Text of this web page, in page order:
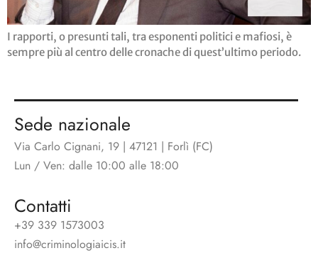
I rapporti, o presunti tali, tra esponenti politici e mafiosi, è
sempre più al centro delle cronache di quest’ultimo periodo.
Sede nazionale
Via Carlo Cignani, 19 | 47121 | Forlì (FC)
Lun / Ven: dalle 10:00 alle 18:00
Contatti
+39 339 1573003
info@criminologiaicis.it